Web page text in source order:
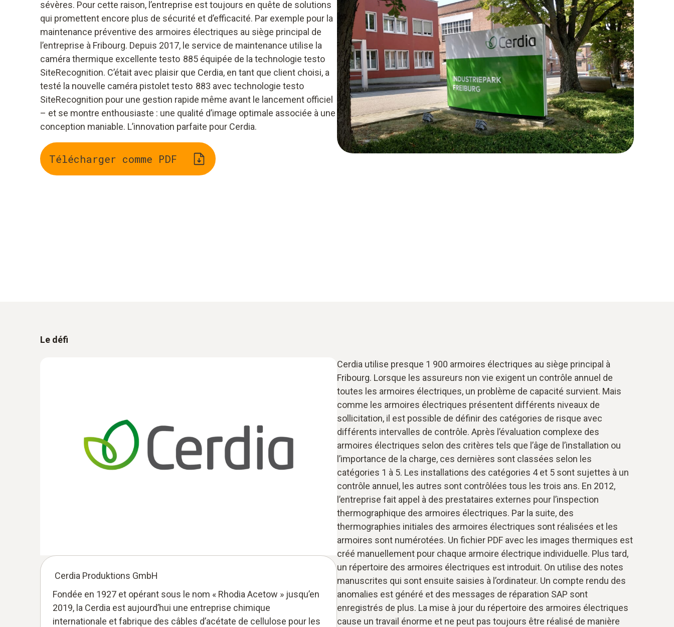
sévères. Pour cette raison, l’entreprise est toujours en quête de solutions
qui promettent encore plus de sécurité et d’efficacité. Par exemple pour la
maintenance préventive des armoires électriques au siège principal de
l’entreprise à Fribourg. Depuis 2017, le service de maintenance utilise la
caméra thermique excellente testo 885 équipée de la technologie testo
SiteRecognition. C’était avec plaisir que Cerdia, en tant que client choisi, a
testé la nouvelle caméra pistolet testo 883 avec technologie testo
SiteRecognition pour une gestion rapide même avant le lancement officiel
– et se montre enthousiaste : une qualité d’image optimale associée à une
conception maniable. L’innovation parfaite pour Cerdia.
Télécharger comme PDF
Le défi
Cerdia utilise presque 1 900 armoires électriques au siège principal à
Fribourg. Lorsque les assureurs non vie exigent un contrôle annuel de
toutes les armoires électriques, un problème de capacité survient. Mais
comme les armoires électriques présentent différents niveaux de
sollicitation, il est possible de définir des catégories de risque avec
différents intervalles de contrôle. Après l’évaluation complexe des
armoires électriques selon des critères tels que l’âge de l’installation ou
l’importance de la charge, ces dernières sont classées selon les
catégories 1 à 5. Les installations des catégories 4 et 5 sont sujettes à un
contrôle annuel, les autres sont contrôlées tous les trois ans. En 2012,
l’entreprise fait appel à des prestataires externes pour l’inspection
thermographique des armoires électriques. Par la suite, des
thermographies initiales des armoires électriques sont réalisées et les
armoires sont numérotées. Un fichier PDF avec les images thermiques est
créé manuellement pour chaque armoire électrique individuelle. Plus tard,
un répertoire des armoires électriques est introduit. On utilise des notes
manuscrites qui sont ensuite saisies à l’ordinateur. Un compte rendu des
anomalies est généré et des messages de réparation SAP sont
enregistrés de plus. La mise à jour du répertoire des armoires électriques
cause un travail énorme et ne peut pas toujours être réalisé de manière
Cerdia Produktions GmbH
Fondée en 1927 et opérant sous le nom « Rhodia Acetow » jusqu’en
2019, la Cerdia est aujourd’hui une entreprise chimique
internationale et fabrique des câbles d’acétate de cellulose pour les